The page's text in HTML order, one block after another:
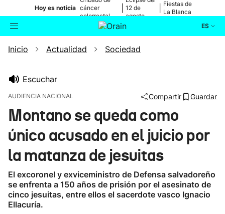
Hoy es noticia cáncer
colorrectal
12 de
agosto
Fiestas de
La Blanca
ES
Buscador Actualidad
Ikusmiran
Eguraldia
Inicio Actualidad Sociedad
Escuchar
AUDIENCIA NACIONAL Compartir Guardar
Montano se queda como
único acusado en el juicio por
la matanza de jesuitas
El excoronel y exviceministro de Defensa salvadoreño
se enfrenta a 150 años de prisión por el asesinato de
cinco jesuitas, entre ellos el sacerdote vasco Ignacio
Ellacuría.